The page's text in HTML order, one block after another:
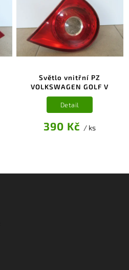
Světlo vnitřní PZ
VOLKSWAGEN GOLF V
390 Kč / ks
Detail